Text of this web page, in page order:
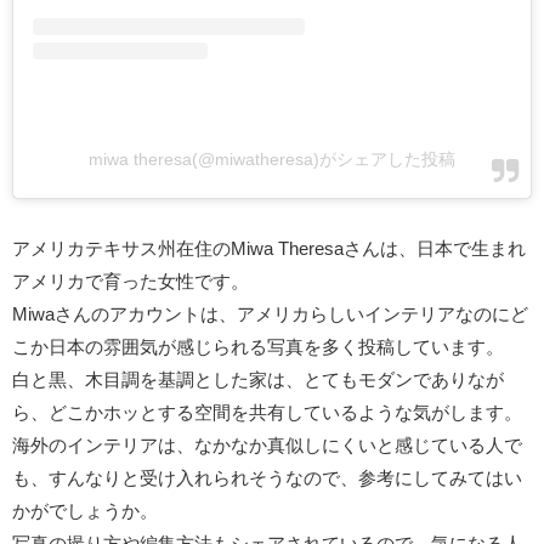
miwa theresa(@miwatheresa)がシェアした投稿
アメリカテキサス州在住のMiwa Theresaさんは、日本で生まれ
アメリカで育った女性です。
Miwaさんのアカウントは、アメリカらしいインテリアなのにど
こか日本の雰囲気が感じられる写真を多く投稿しています。
白と黒、木目調を基調とした家は、とてもモダンでありなが
ら、どこかホッとする空間を共有しているような気がします。
海外のインテリアは、なかなか真似しにくいと感じている人で
も、すんなりと受け入れられそうなので、参考にしてみてはい
かがでしょうか。